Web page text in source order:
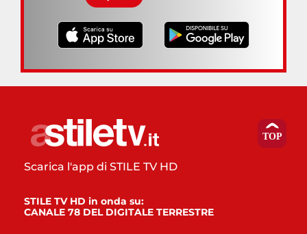
Scarica l'app di STILE TV HD
STILE TV HD in onda su:
CANALE 78 DEL DIGITALE TERRESTRE